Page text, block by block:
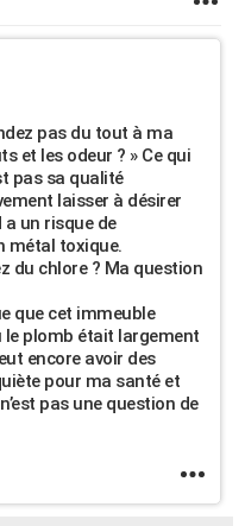
pas du tout à ma
et les odeur ? » Ce qui
pas sa qualité
laisser à désirer
un risque de
métal toxique.
du chlore ? Ma question
que cet immeuble
le plomb était largement
encore avoir des
pour ma santé et
pas une question de